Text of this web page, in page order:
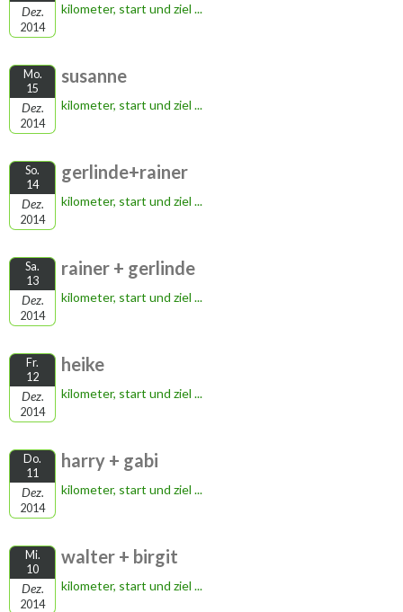
Dez.
2014
kilometer, start und ziel ...
Mo.
15
Dez.
2014
susanne
kilometer, start und ziel ...
So.
14
Dez.
2014
gerlinde+rainer
kilometer, start und ziel ...
Sa.
13
Dez.
2014
rainer + gerlinde
kilometer, start und ziel ...
Fr.
12
Dez.
2014
heike
kilometer, start und ziel ...
Do.
11
Dez.
2014
harry + gabi
kilometer, start und ziel ...
Mi.
10
Dez.
2014
walter + birgit
kilometer, start und ziel ...